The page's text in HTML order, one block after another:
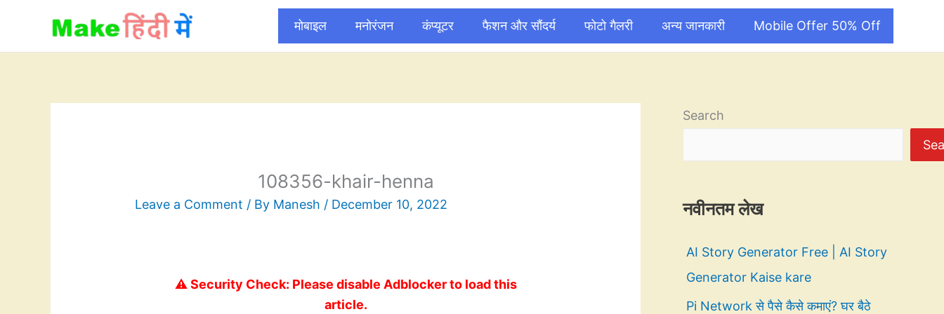
content
मोबाइल मनोरंजन कंप्यूटर फैशन और सौंदर्य फोटो गैलरी अन्य जानकारी Mobile Offer 50% Off
108356-khair-henna
Leave a Comment / By Manesh / December 10, 2022
⚠️ Security Check: Please disable Adblocker to load this
article.
Search
नवीनतम लेख
AI Story Generator Free | AI Story
Generator Kaise kare
Pi Network से पैसे कैसे कमाएं? घर बैठे